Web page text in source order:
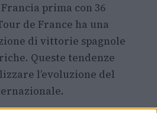
prima con 36
de France ha una
di vittorie spagnole
Queste tendenze
l’evoluzione del